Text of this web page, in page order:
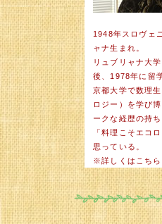
1948年スロヴェ
ャナ生まれ。
リュブリャナ大
後、1978年に留
京都大学で数理
ロジー）を学び
ークな経歴の持ち
「料理こそエコ
思っている。
※詳しくは こちら